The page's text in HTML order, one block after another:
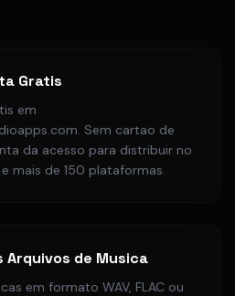
Gratis
em
Sem cartao de
da acesso para distribuir no
mais de 150 plataformas.
Arquivos de Musica
em formato WAV, FLAC ou